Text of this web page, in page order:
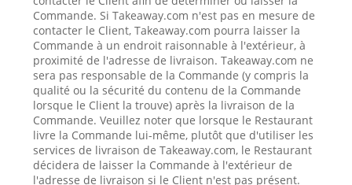
Commande. Si Takeaway.com n'est pas en mesure de
contacter le Client, Takeaway.com pourra laisser la
Commande à un endroit raisonnable à l'extérieur, à
proximité de l'adresse de livraison. Takeaway.com ne
sera pas responsable de la Commande (y compris la
qualité ou la sécurité du contenu de la Commande
lorsque le Client la trouve) après la livraison de la
Commande. Veuillez noter que lorsque le Restaurant
livre la Commande lui-même, plutôt que d'utiliser les
services de livraison de Takeaway.com, le Restaurant
décidera de laisser la Commande à l'extérieur de
l'adresse de livraison si le Client n'est pas présent.